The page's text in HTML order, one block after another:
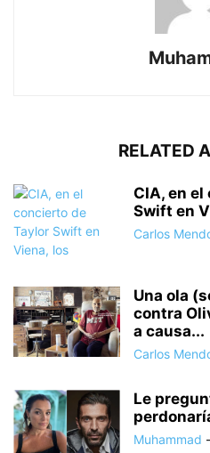
RELATED
CIA, en
Swift en
Carlos
Una ola
contra
a causa...
Carlos
Le
Muhammad -